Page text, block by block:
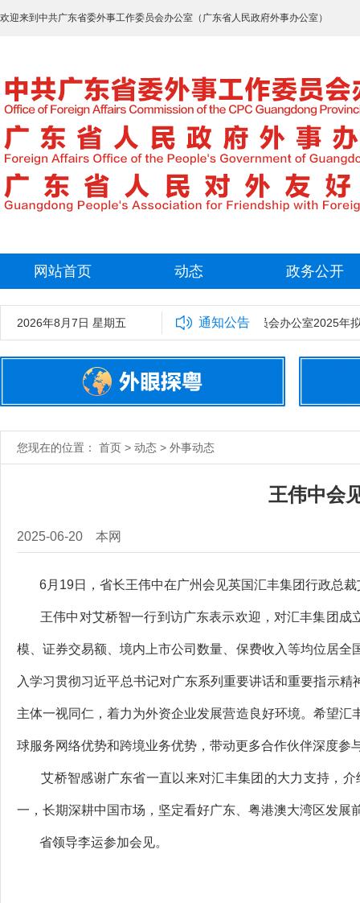
欢迎来到中共广东省委外事工作委员会办公室（广东省人民政府外事办公室）
网站首页 动态 政务公开
2026年8月7日 星期五 通知公告
中共广东省委外事工作委员会办公室2025年拟
您现在的位置： 首页 > 动态 > 外事动态
王伟中会
2025-06-20 本网
6月19日，省长王伟中在广州会见英国汇丰集团行政总裁
王伟中对艾桥智一行到访广东表示欢迎，对汇丰集团成
模、证券交易额、境内上市公司数量、保费收入等均位居
入学习贯彻习近平总书记对广东系列重要讲话和重要指示
主体一视同仁，着力为外资企业发展营造良好环境。希望
球服务网络优势和跨境业务优势，带动更多合作伙伴深度
艾桥智感谢广东省一直以来对汇丰集团的大力支持，介
一，长期深耕中国市场，坚定看好广东、粤港澳大湾区发
省领导李运参加会见。